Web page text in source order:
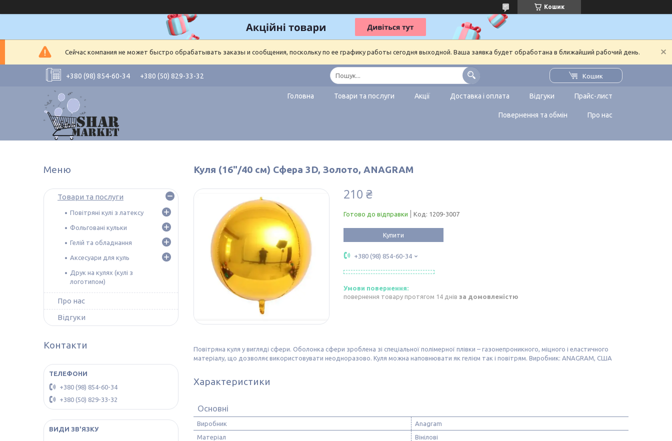
Кошик
Сейчас компания не может быстро обрабатывать заказы и сообщения, поскольку по ее графику работы сегодня выходной. Ваша заявка будет обработана в ближайший рабочий день.
+380 (98) 854-60-34 +380 (50) 829-33-32 Кошик
Головна Товари та послуги Акції Доставка і оплата Відгуки Прайс-лист
Повернення та обмін Про нас
Куля (16"/40 см) Сфера 3D, Золото, ANAGRAM
210 ₴
Готово до відправки Код: 1209-3007
Купити
+380 (98) 854-60-34
повернення товару протягом 14 днів за домовленістю
Повітряна куля у вигляді сфери. Оболонка сфери зроблена зі спеціальної полімерної плівки – газонепроникного, міцного і еластичного
матеріалу, що дозволяє використовувати неодноразово. Куля можна наповнювати як гелієм так і повітрям. Виробник: ANAGRAM, США
Характеристики
Основні
Виробник
Anagram
Матеріал
Вінілові
Товари та послуги
Повітряні кулі з латексу
Фольговані кульки
Гелій та обладнання
Аксесуари для куль
Друк на кулях (кулі з
логотипом)
Про нас
Відгуки
Контакти
+380 (98) 854-60-34
+380 (50) 829-33-32